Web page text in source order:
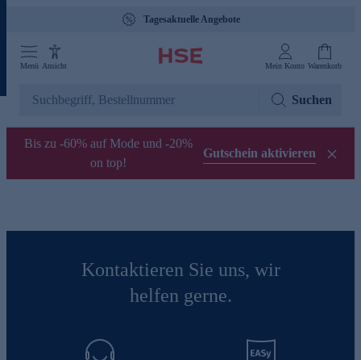
Tagesaktuelle Angebote
Menü Ansicht Mein Konto Warenkorb
Suchen
Bis zu -60% auf Mode und -20%
on top!
Gutschein aktivieren
Kontaktieren Sie uns, wir
helfen gerne.